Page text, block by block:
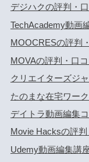
デジハクの評判・口
TechAcademy動画
MOOCRESの評判
MOVAの評判・口コ
クリエイターズジ
たのまな在宅ワー
デイトラ動画編集
Movie Hacksの評判
Udemy動画編集講